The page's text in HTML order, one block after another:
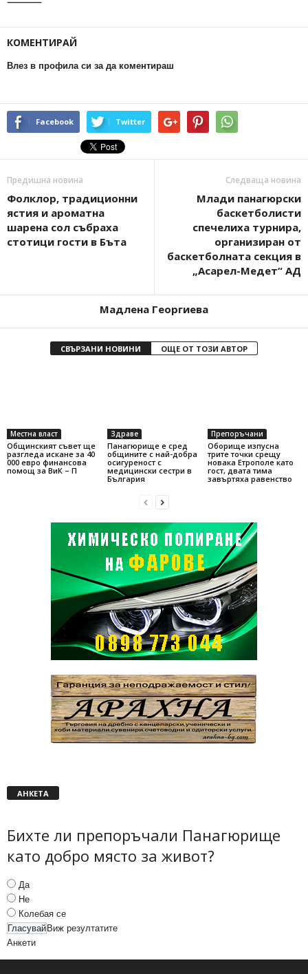
КОМЕНТИРАЙ
Влез в профила си за да коментираш
Facebook Twitter
Предишна новина
Фолклор, традиционни
ястия и ароматна
шарена сол събраха
стотици гости в Бъта
Следваща новина
Млади панагюрски
баскетболисти
спечелиха турнира,
организиран от
баскетболната секция в
„Асарел-Медет“ АД
Мадлена Георгиева
СВЪРЗАНИ НОВИНИ ОЩЕ ОТ ТОЗИ АВТОР
Местна власт
Общинският съвет ще
разгледа искане за 40
000 евро финансова
помощ за ВиК – П
Здраве
Панагюрище е сред
общините с най-добра
осигуреност с
медицински сестри в
България
Препоръчани
Оборище изпусна
трите точки срещу
новака Етрополе като
гост, двата тима
завъртяха равенство
АНКЕТА
Бихте ли препоръчали Панагюрище
като добро място за живот?
Да
Не
Колебая се
Виж резултатите
Анкети